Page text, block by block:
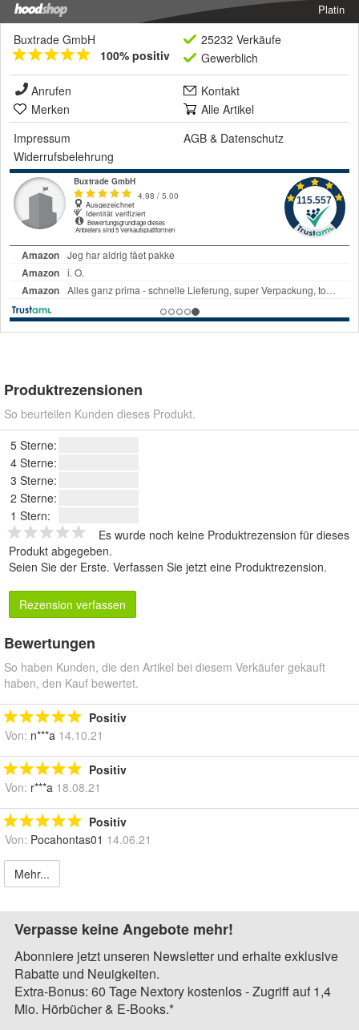
Platin
Buxtrade GmbH
100% positiv
25232 Verkäufe
Gewerblich
Anrufen
Kontakt
Merken
Alle Artikel
Impressum
AGB & Datenschutz
Widerrufsbelehrung
Produktrezensionen
So beurteilen Kunden dieses Produkt.
5 Sterne:
4 Sterne:
3 Sterne:
2 Sterne:
1 Stern:
Es wurde noch keine Produktrezension für dieses
Produkt abgegeben.
Seien Sie der Erste. Verfassen Sie jetzt eine Produktrezension.
Rezension verfassen
Bewertungen
So haben Kunden, die den Artikel bei diesem Verkäufer gekauft
haben, den Kauf bewertet.
Positiv
Von: n***a 14.10.21
Positiv
Von: r***a 18.08.21
Positiv
Von: Pocahontas01 14.06.21
Mehr...
Verpasse keine Angebote mehr!
Abonniere jetzt unseren Newsletter und erhalte exklusive
Rabatte und Neuigkeiten.
Extra-Bonus: 60 Tage Nextory kostenlos - Zugriff auf 1,4
Mio. Hörbücher & E-Books.*